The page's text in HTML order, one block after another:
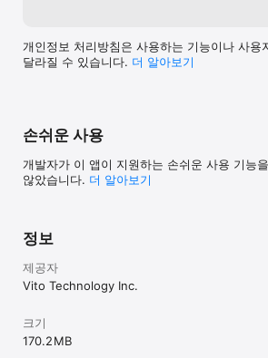
개인정보 처리방침은 사용하는 기능이나 사용
달라질 수 있습니다. 더 알⁠아⁠보⁠기
손쉬운 사용
개발자가 이 앱이 지원하는 손쉬운 사용 기능
않았습니다. 더 알아보기
정보
제공자
Vito Technology Inc.
크기
170.2 MB